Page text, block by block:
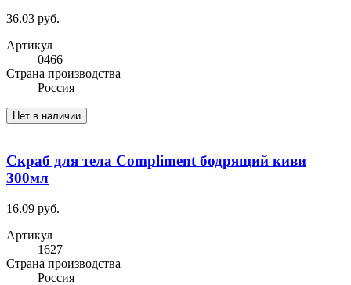
36.03 руб.
Артикул
0466
Cтрана производства
Россия
Нет в наличии
Скраб для тела Compliment бодрящий киви
300мл
16.09 руб.
Артикул
1627
Cтрана производства
Россия